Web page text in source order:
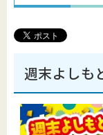
週末よしも